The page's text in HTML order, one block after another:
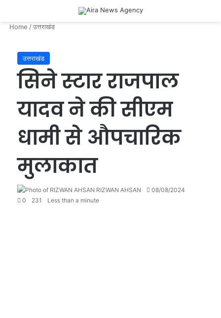
Home /उत्तराखंड
उत्तराखंड
सिने स्टार राजपाल
यादव ने की सीएम
धामी से औपचारिक
मुलाकात
RIZWAN AHSAN
Send08/08/2024
0
231 Less than a minute